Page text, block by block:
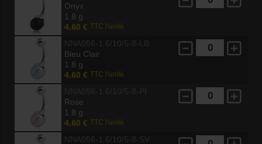
Onyx
1.8 g
4.60 € TTC l'unité
Bleu Clair
1.8 g
4.60 € TTC l'unité
Rose
1.8 g
4.60 € TTC l'unité